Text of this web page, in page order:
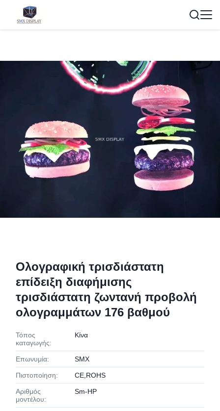
Ολογραφική τρισδιάστατη
επίδειξη διαφήμισης
τρισδιάστατη ζωντανή προβολή
ολογραμμάτων 176 βαθμού
Τόπος
καταγωγής:
Κίνα
Επωνυμία: SMX
Πιστοποίηση: CE,ROHS
Αριθμός
μοντέλου:
Sm-HP